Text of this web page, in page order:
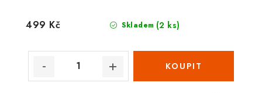
Skladem (2 ks)
499 Kč